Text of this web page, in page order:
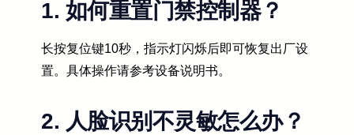
1. 如何重置门禁控制器？
长按复位键10秒，指示灯闪烁后即可恢复出厂设
置。具体操作请参考设备说明书。
2. 人脸识别不灵敏怎么办？